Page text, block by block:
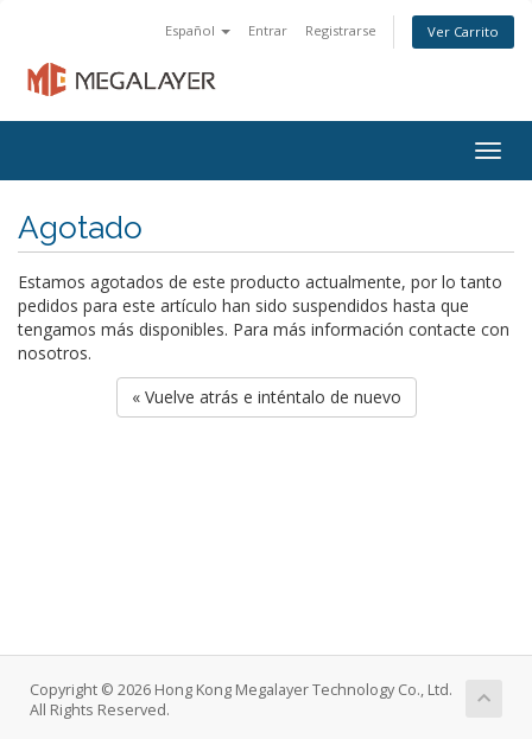
Español Entrar Registrarse Ver Carrito
Agotado
Estamos agotados de este producto actualmente, por lo tanto
pedidos para este artículo han sido suspendidos hasta que
tengamos más disponibles. Para más información contacte con
nosotros.
« Vuelve atrás e inténtalo de nuevo
Copyright © 2026 Hong Kong Megalayer Technology Co., Ltd.
All Rights Reserved.